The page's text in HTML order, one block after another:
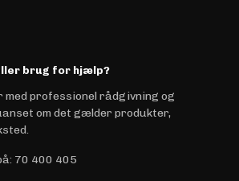
brug for hjælp?
professionel rådgivning og
om det gælder produkter,
: 70 400 405